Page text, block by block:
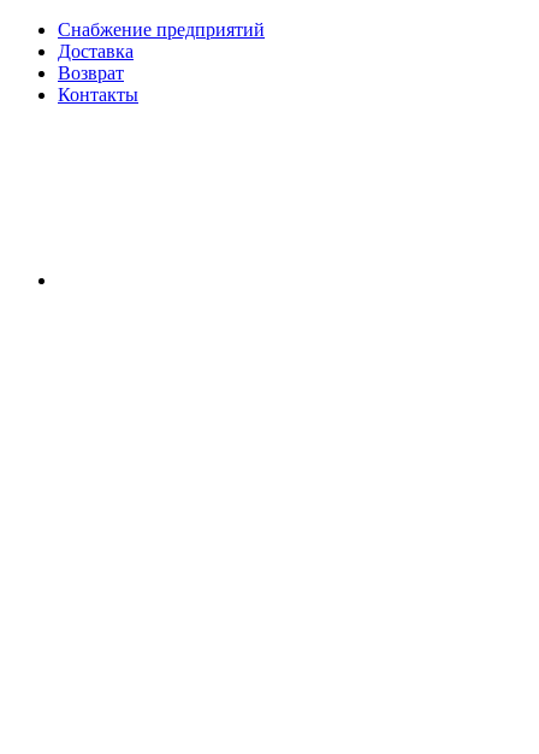
Снабжение предприятий
Доставка
Возврат
Контакты